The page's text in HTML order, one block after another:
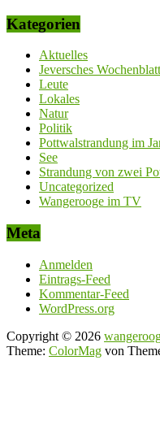
Kategorien
Aktuelles
Jeversches Wochenblatt
Leute
Lokales
Natur
Politik
Pottwalstrandung im
See
Strandung von zwei
Uncategorized
Wangerooge im TV
Meta
Anmelden
Eintrags-Feed
Kommentar-Feed
WordPress.org
Copyright © 2026
Theme: ColorMag von